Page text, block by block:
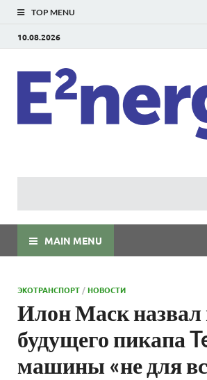
TOP MENU
10.08.2026
MAIN MENU
ЭКОТРАНСПОРТ /НОВОСТИ
Илон Маск назвал
будущего пикапа
машины «не для